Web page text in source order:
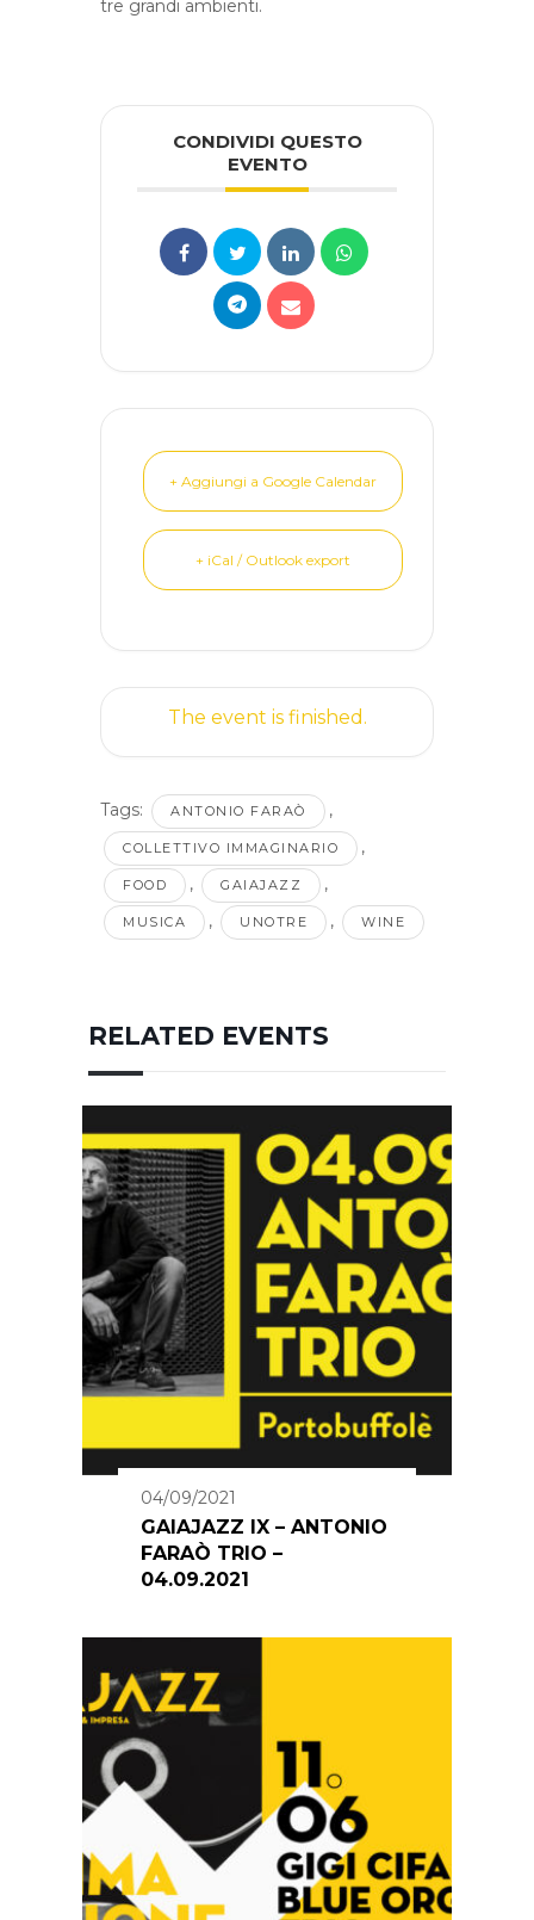
tre grandi ambienti.
CONDIVIDI QUESTO
EVENTO
+ Aggiungi a Google Calendar
+ iCal / Outlook export
The event is finished.
Tags: ANTONIO FARAÒ ,
COLLETTIVO IMMAGINARIO ,
FOOD , GAIAJAZZ ,
MUSICA , UNOTRE , WINE
RELATED EVENTS
04/09/2021
GAIAJAZZ IX – ANTONIO
FARAÒ TRIO –
04.09.2021